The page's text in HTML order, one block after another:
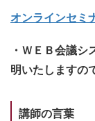
オンラインセミ
・ＷＥＢ会議
明いたしますの
講師の言葉